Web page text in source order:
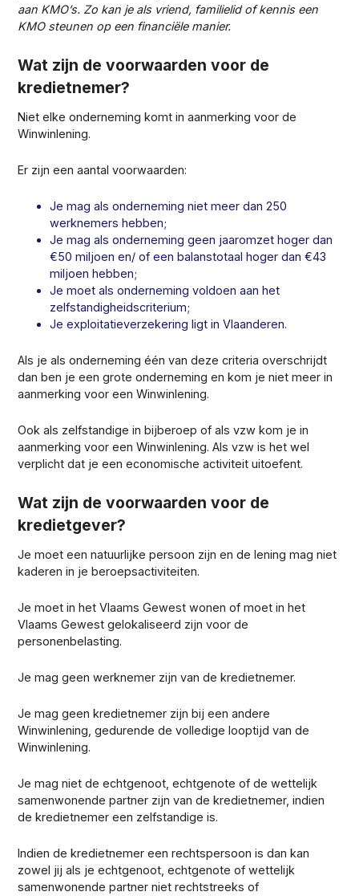
aan KMO’s. Zo kan je als vriend, familielid of kennis een
KMO steunen op een financiële manier.
Wat zijn de voorwaarden voor de
kredietnemer?
Niet elke onderneming komt in aanmerking voor de
Winwinlening.
Er zijn een aantal voorwaarden:
Je mag als onderneming niet meer dan 250
werknemers hebben;
Je mag als onderneming geen jaaromzet hoger dan
€50 miljoen en/ of een balanstotaal hoger dan €43
miljoen hebben;
Je moet als onderneming voldoen aan het
zelfstandigheidscriterium;
Je exploitatieverzekering ligt in Vlaanderen.
Als je als onderneming één van deze criteria overschrijdt
dan ben je een grote onderneming en kom je niet meer in
aanmerking voor een Winwinlening.
Ook als zelfstandige in bijberoep of als vzw kom je in
aanmerking voor een Winwinlening. Als vzw is het wel
verplicht dat je een economische activiteit uitoefent.
Wat zijn de voorwaarden voor de
kredietgever?
Je moet een natuurlijke persoon zijn en de lening mag niet
kaderen in je beroepsactiviteiten.
Je moet in het Vlaams Gewest wonen of moet in het
Vlaams Gewest gelokaliseerd zijn voor de
personenbelasting.
Je mag geen werknemer zijn van de kredietnemer.
Je mag geen kredietnemer zijn bij een andere
Winwinlening, gedurende de volledige looptijd van de
Winwinlening.
Je mag niet de echtgenoot, echtgenote of de wettelijk
samenwonende partner zijn van de kredietnemer, indien
de kredietnemer een zelfstandige is.
Indien de kredietnemer een rechtspersoon is dan kan
zowel jij als je echtgenoot, echtgenote of wettelijk
samenwonende partner niet rechtstreeks of